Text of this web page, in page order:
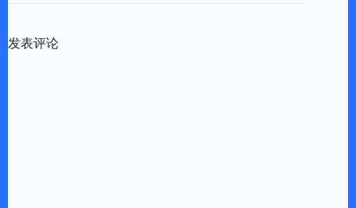
发表评论